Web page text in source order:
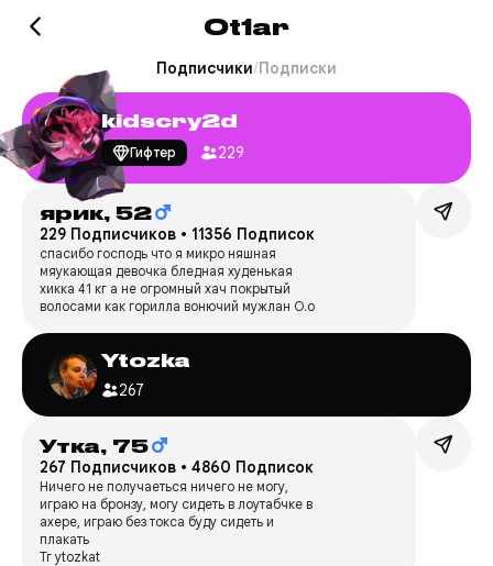
Ot1ar
Подписчики/Подписки
kidscry2d
Гифтер 229
ярик, 52
229 Подписчиков • 11356 Подписок
спасибо господь что я микро няшная
мяукающая девочка бледная худенькая
хикка 41 кг а не огромный хач покрытый
волосами как горилла вонючий мужлан О.о
Ytozka
267
Утка, 75
267 Подписчиков • 4860 Подписок
Ничего не получаеться ничего не могу,
играю на бронзу, могу сидеть в лоутабчке в
ахере, играю без токса буду сидеть и
плакать
Тг ytozkat